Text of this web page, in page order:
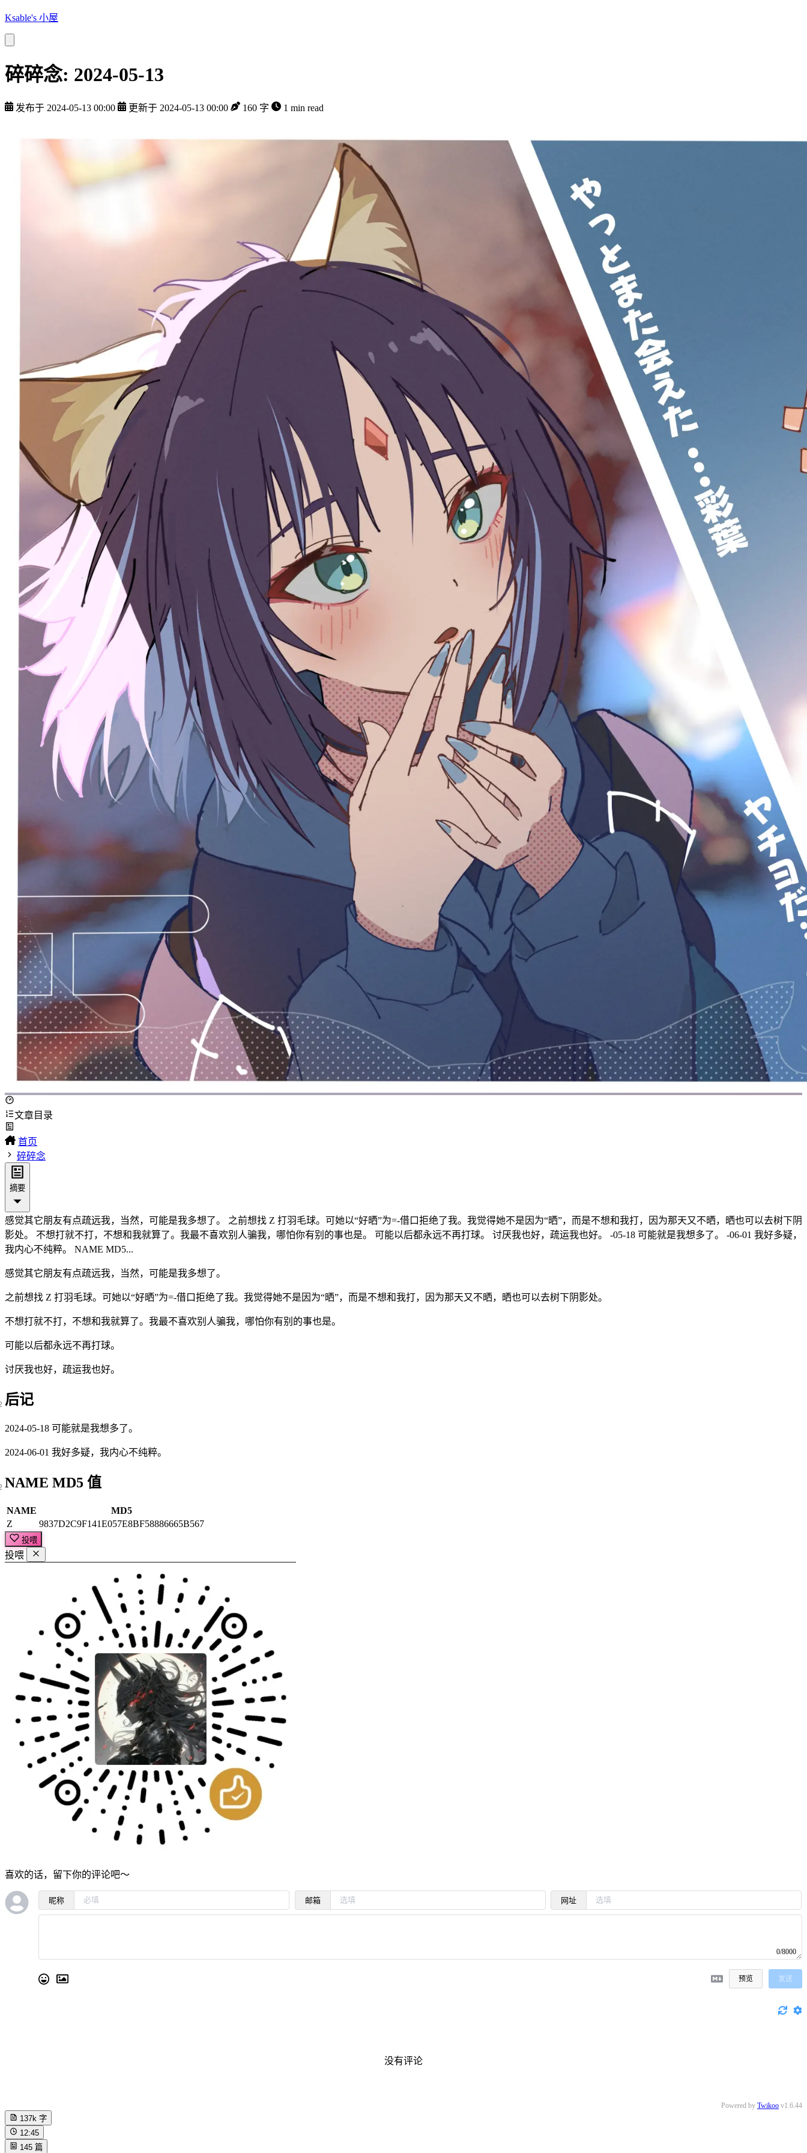
Ksable's 小屋
碎碎念: 2024-05-13
发布于 2024-05-13 00:00 更新于 2024-05-13 00:00 160 字 1 min read
文章目录
首页
碎碎念
摘要
感觉其它朋友有点疏远我，当然，可能是我多想了。 之前想找 Z 打羽毛球。可她以“好晒”为=-借口拒绝了我。我觉得她不是因为“晒”，而是不想和我打，因为那天又不晒，晒也可以去树下阴
影处。 不想打就不打，不想和我就算了。我最不喜欢别人骗我，哪怕你有别的事也是。 可能以后都永远不再打球。 讨厌我也好，疏运我也好。 -05-18 可能就是我想多了。 -06-01 我好多疑，
我内心不纯粹。 NAME MD5...
感觉其它朋友有点疏远我，当然，可能是我多想了。
之前想找 Z 打羽毛球。可她以“好晒”为=-借口拒绝了我。我觉得她不是因为“晒”，而是不想和我打，因为那天又不晒，晒也可以去树下阴影处。
不想打就不打，不想和我就算了。我最不喜欢别人骗我，哪怕你有别的事也是。
可能以后都永远不再打球。
讨厌我也好，疏运我也好。
后记
2024-05-18 可能就是我想多了。
2024-06-01 我好多疑，我内心不纯粹。
NAME MD5 值
NAME
MD5
Z
9837D2C9F141E057E8BF58886665B567
投喂
投喂
喜欢的话，留下你的评论吧～
昵称 邮箱 网址
0/8000
预览 发送
没有评论
Powered by Twikoo v1.6.44
137k 字
12:45
145 篇